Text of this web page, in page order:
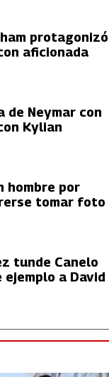
protagonizó
aficionada
de Neymar con
Kylian
hombre por
tomar foto
tunde Canelo
a David